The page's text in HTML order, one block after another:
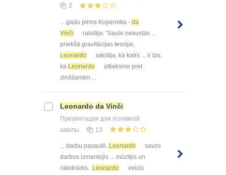
2
... gadu pirms Kopernika - da
Vinči
rakstīja: "Saule nekustas ...
priekšā gravitācijas teorijai,
Leonardo
rakstīja, ka katrs ... ir tas,
ka Leonardo
attieksme pret
zināšanām ...
Leonardo da Vinči
Презентация для основной
школы
13
... darbu pasaulē. Leonardo
savos
darbos izmantojis ... mūziķis un
rakstnieks. Leonardo
veicis